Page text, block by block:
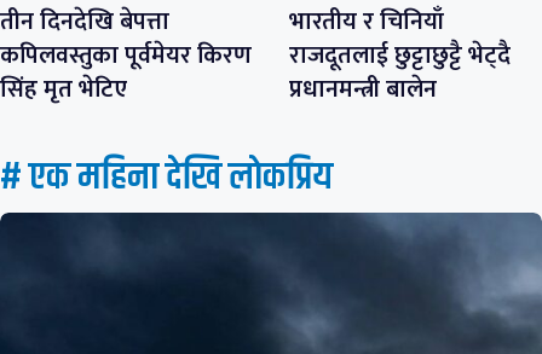
तीन दिनदेखि बेपत्ता
कपिलवस्तुका पूर्वमेयर किरण
सिंह मृत भेटिए
भारतीय र चिनियाँ
राजदूतलाई छुट्टाछुट्टै भेट्दै
प्रधानमन्त्री बालेन
# एक महिना देखि लाेकप्रिय